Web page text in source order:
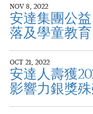
NOV 8, 2022
安達集團公
落及學童教育
OCT 21, 2022
安達人壽獲
影響力銀獎